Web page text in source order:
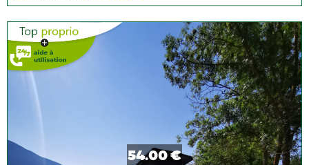
54.00 €